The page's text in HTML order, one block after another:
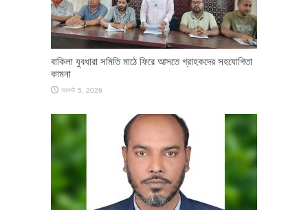
বাকিলা যুবধারা সমিতি মাঠে ফিরে আসতে গ্রাহকদের সহযোগিতা
কামনা
আগস্ট 5, 2026